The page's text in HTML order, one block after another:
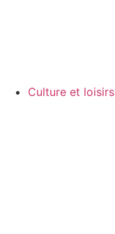
Culture et loisirs